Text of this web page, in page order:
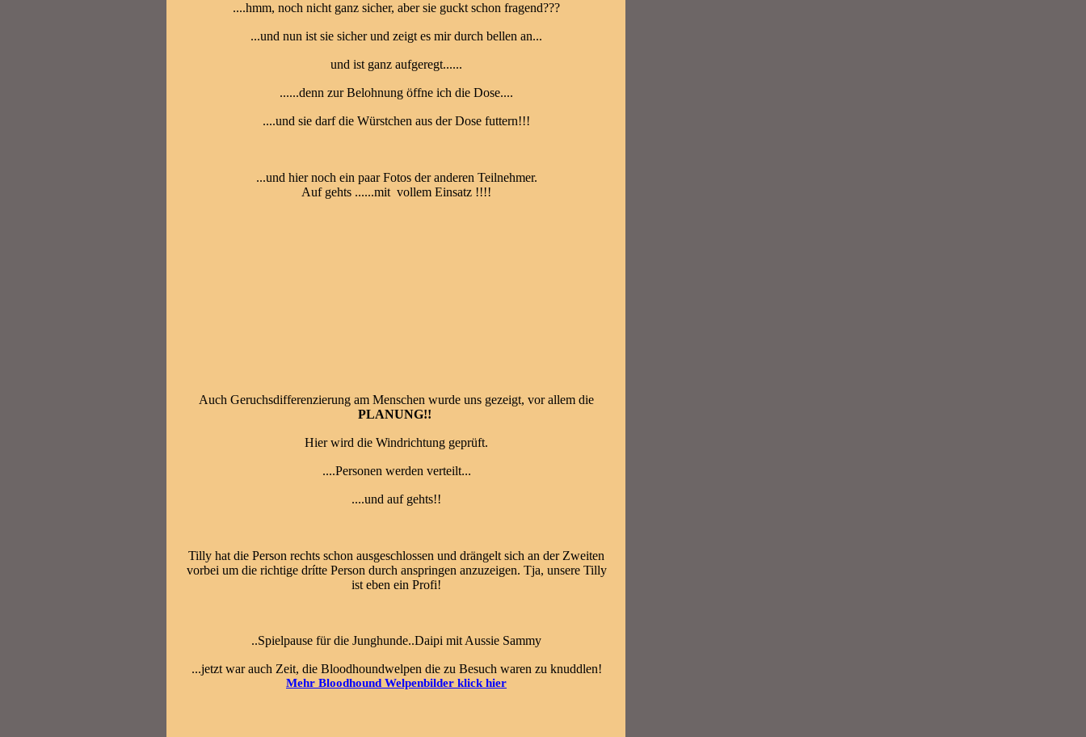
....hmm, noch nicht ganz sicher, aber sie guckt schon fragend???
...und nun ist sie sicher und zeigt es mir durch bellen an...
und ist ganz aufgeregt......
......denn zur Belohnung öffne ich die Dose....
....und sie darf die Würstchen aus der Dose futtern!!!
...und hier noch ein paar Fotos der anderen Teilnehmer.
Auf gehts ......mit vollem Einsatz !!!!
Auch Geruchsdifferenzierung am Menschen wurde uns gezeigt, vor allem die
PLANUNG!!
Hier wird die Windrichtung geprüft.
....Personen werden verteilt...
....und auf gehts!!
Tilly hat die Person rechts schon ausgeschlossen und drängelt sich an der Zweiten
vorbei um die richtige drítte Person durch anspringen anzuzeigen. Tja, unsere Tilly
ist eben ein Profi!
..Spielpause für die Junghunde..Daipi mit Aussie Sammy
...jetzt war auch Zeit, die Bloodhoundwelpen die zu Besuch waren zu knuddlen!
Mehr Bloodhound Welpenbilder klick hier